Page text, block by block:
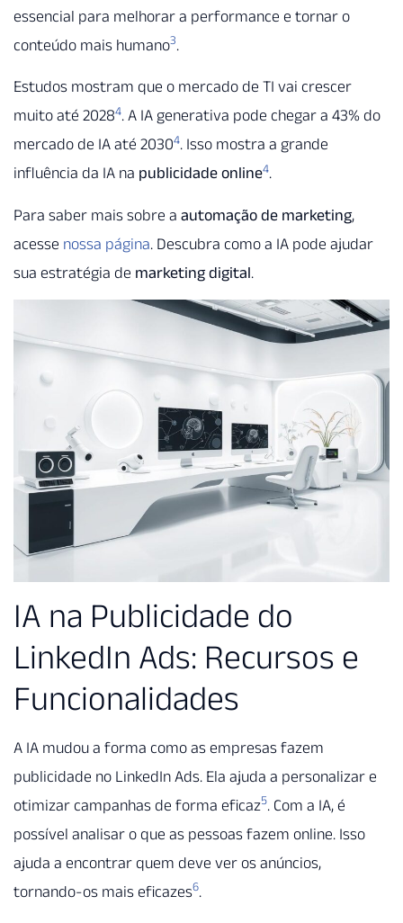
essencial para melhorar a performance e tornar o
conteúdo mais humano3.
Estudos mostram que o mercado de TI vai crescer
muito até 20284. A IA generativa pode chegar a 43% do
mercado de IA até 20304. Isso mostra a grande
influência da IA na publicidade online4.
Para saber mais sobre a automação de marketing,
acesse nossa página. Descubra como a IA pode ajudar
sua estratégia de marketing digital.
IA na Publicidade do
LinkedIn Ads: Recursos e
Funcionalidades
A IA mudou a forma como as empresas fazem
publicidade no LinkedIn Ads. Ela ajuda a personalizar e
otimizar campanhas de forma eficaz5. Com a IA, é
possível analisar o que as pessoas fazem online. Isso
ajuda a encontrar quem deve ver os anúncios,
tornando-os mais eficazes6.